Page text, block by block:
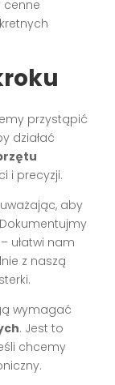
cenne
przystąpić
działać
i precyzji.
aby
ułatwi nam
z naszą
wymagać
. Jest to
chcemy